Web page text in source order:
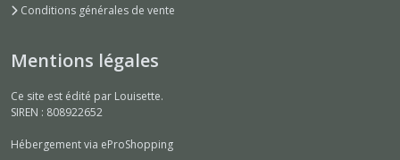
Conditions générales de vente
Mentions légales
Ce site est édité par Louisette.
SIREN : 808922652
Hébergement via eProShopping